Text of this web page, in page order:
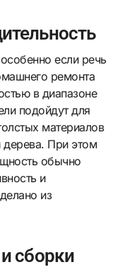
если речь
ремонта
в диапазоне
подойдут для
материалов
При этом
обычно
и
из
сборки